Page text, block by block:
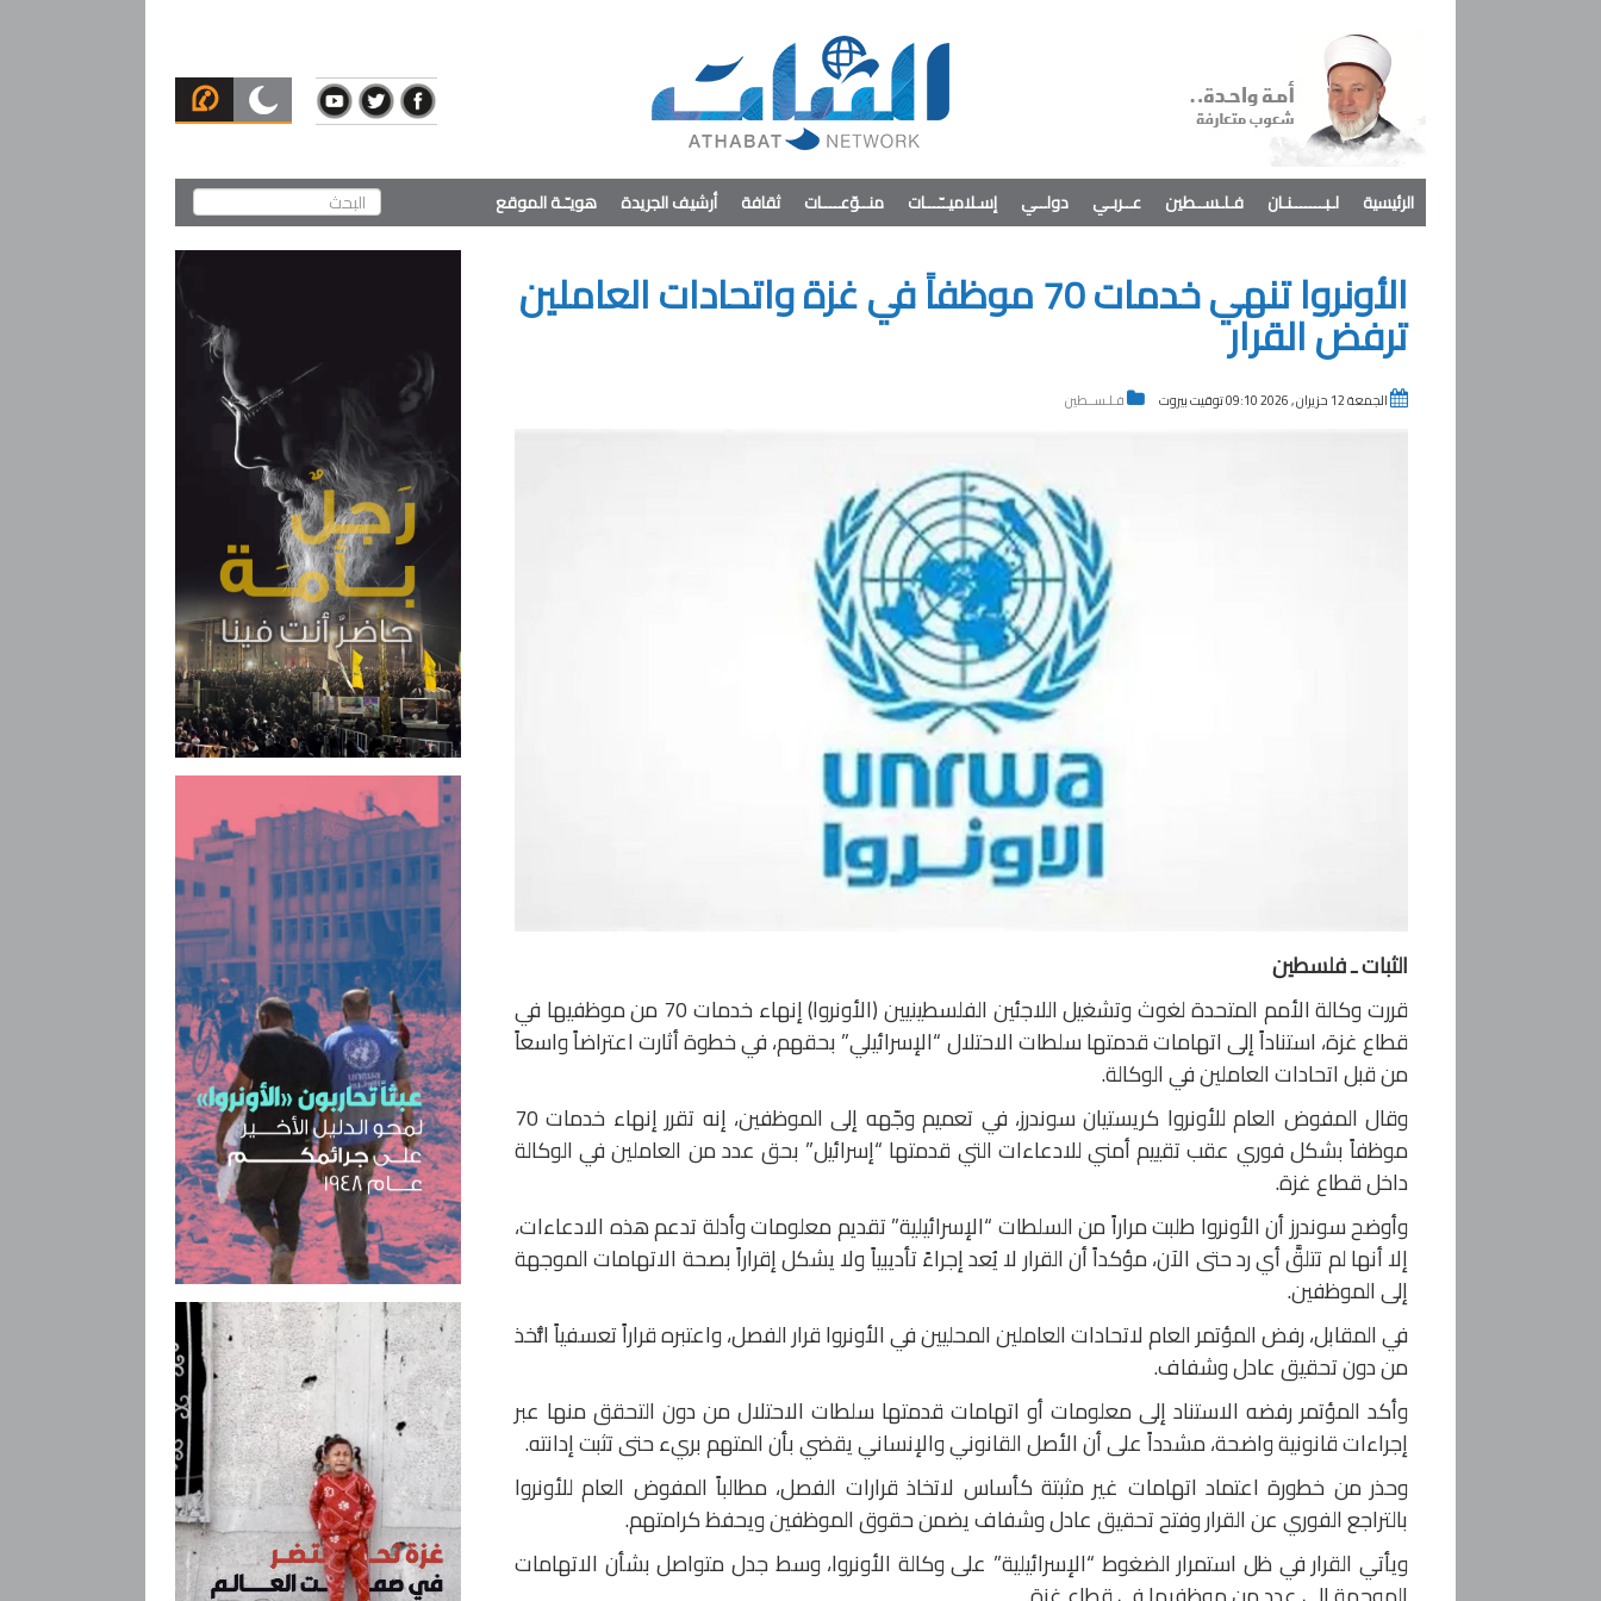
الرئيسية لـبـــــــنـان فـلـســطين عــربـي دولــي إسـلاميــّـــات منــوّعــــات ثقافة أرشيف الجريدة هويـّـة الموقع
الأونروا تنهي خدمات 70 موظفاً في غزة واتحادات العاملين
ترفض القرار
الجمعة 12 حزيران , 2026 09:10 توقيت بيروت فـلـســطين
الثبات ـ فلسطين
قررت وكالة الأمم المتحدة لغوث وتشغيل اللاجئين الفلسطينيين (الأونروا) إنهاء خدمات 70 من موظفيها في
قطاع غزة، استناداً إلى اتهامات قدمتها سلطات الاحتلال “الإسرائيلي” بحقهم، في خطوة أثارت اعتراضاً واسعاً
من قبل اتحادات العاملين في الوكالة.
وقال المفوض العام للأونروا كريستيان سوندرز، في تعميم وجّهه إلى الموظفين، إنه تقرر إنهاء خدمات 70
موظفاً بشكل فوري عقب تقييم أمني للادعاءات التي قدمتها “إسرائيل” بحق عدد من العاملين في الوكالة
داخل قطاع غزة.
وأوضح سوندرز أن الأونروا طلبت مراراً من السلطات “الإسرائيلية” تقديم معلومات وأدلة تدعم هذه الادعاءات،
إلا أنها لم تتلقَّ أي رد حتى الآن، مؤكداً أن القرار لا يُعد إجراءً تأديبياً ولا يشكل إقراراً بصحة الاتهامات الموجهة
إلى الموظفين.
في المقابل، رفض المؤتمر العام لاتحادات العاملين المحليين في الأونروا قرار الفصل، واعتبره قراراً تعسفياً اتُّخذ
من دون تحقيق عادل وشفاف.
وأكد المؤتمر رفضه الاستناد إلى معلومات أو اتهامات قدمتها سلطات الاحتلال من دون التحقق منها عبر
إجراءات قانونية واضحة، مشدداً على أن الأصل القانوني والإنساني يقضي بأن المتهم بريء حتى تثبت إدانته.
وحذر من خطورة اعتماد اتهامات غير مثبتة كأساس لاتخاذ قرارات الفصل، مطالباً المفوض العام للأونروا
بالتراجع الفوري عن القرار وفتح تحقيق عادل وشفاف يضمن حقوق الموظفين ويحفظ كرامتهم.
ويأتي القرار في ظل استمرار الضغوط “الإسرائيلية” على وكالة الأونروا، وسط جدل متواصل بشأن الاتهامات